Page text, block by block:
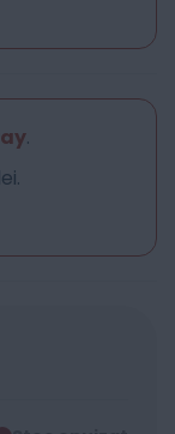
.